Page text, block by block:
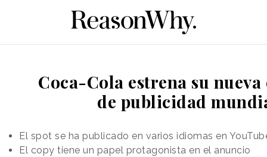
Coca-Cola estrena su nueva
de publicidad
El spot se ha publicado en varios idiomas en
El copy tiene un papel protagonista en el anuncio